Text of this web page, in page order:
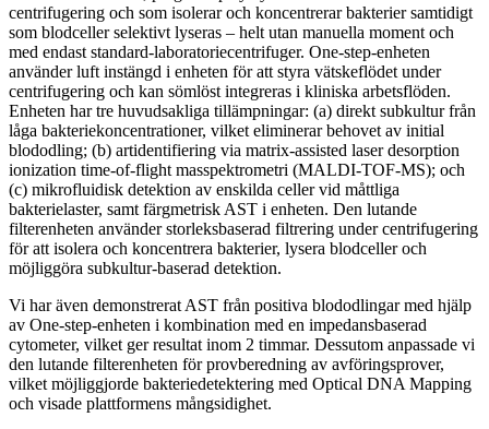
centrifugering och som isolerar och koncentrerar bakterier samtidigt
som blodceller selektivt lyseras – helt utan manuella moment och
med endast standard-laboratoriecentrifuger. One-step-enheten
använder luft instängd i enheten för att styra vätskeflödet under
centrifugering och kan sömlöst integreras i kliniska arbetsflöden.
Enheten har tre huvudsakliga tillämpningar: (a) direkt subkultur från
låga bakteriekoncentrationer, vilket eliminerar behovet av initial
blododling; (b) artidentifiering via matrix-assisted laser desorption
ionization time-of-flight masspektrometri (MALDI-TOF-MS); och
(c) mikrofluidisk detektion av enskilda celler vid måttliga
bakterielaster, samt färgmetrisk AST i enheten. Den lutande
filterenheten använder storleksbaserad filtrering under centrifugering
för att isolera och koncentrera bakterier, lysera blodceller och
möjliggöra subkultur-baserad detektion.
Vi har även demonstrerat AST från positiva blododlingar med hjälp
av One-step-enheten i kombination med en impedansbaserad
cytometer, vilket ger resultat inom 2 timmar. Dessutom anpassade vi
den lutande filterenheten för provberedning av avföringsprover,
vilket möjliggjorde bakteriedetektering med Optical DNA Mapping
och visade plattformens mångsidighet.